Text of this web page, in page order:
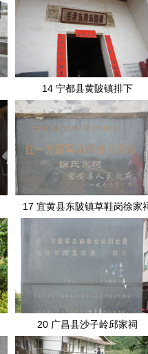
14 宁都县黄陂镇排下
17 宜黄县东陂镇草鞋岗徐家
20 广昌县沙子岭邱家祠